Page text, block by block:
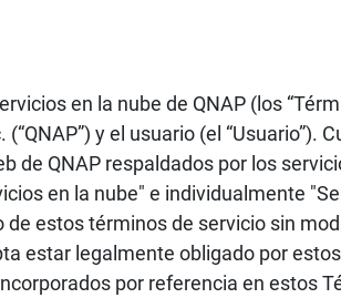
en la nube de QNAP (los
y el usuario (el “Usuario”).
de QNAP respaldados por los
en la nube" e individualmente
estos términos de servicio sin
estar legalmente obligado por
por referencia en estos